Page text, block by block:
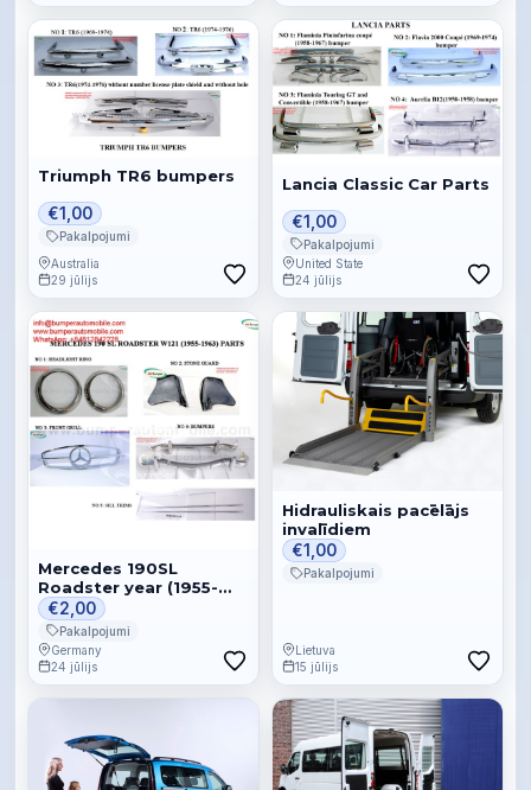
Triumph TR6 bumpers
€1,00
Pakalpojumi
Australia
29 jūlijs
Lancia Classic Car Parts
€1,00
Pakalpojumi
United State
24 jūlijs
Mercedes 190SL
Roadster year (1955-
1963)
€2,00
Pakalpojumi
Germany
24 jūlijs
Hidrauliskais pacēlājs
invalīdiem
€1,00
Pakalpojumi
Lietuva
15 jūlijs